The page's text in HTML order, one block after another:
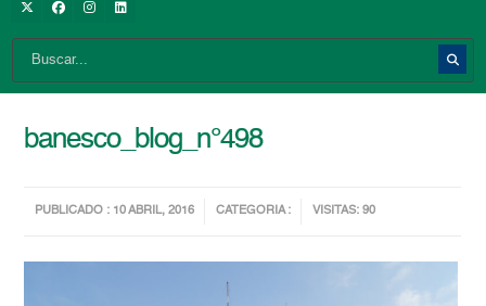
banesco_blog_n°498
PUBLICADO : 10 ABRIL, 2016 CATEGORIA : VISITAS: 90